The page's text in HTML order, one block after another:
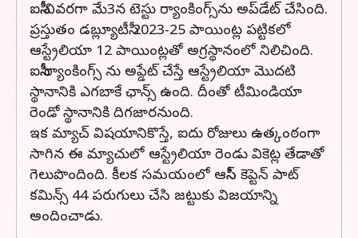
ఐసీసీ చివరగా మే3న టెస్టు ర్యాంకింగ్స్‌ను అప్‌డేట్ చేసింది.
ప్రస్తుతం డబ్ల్యూటీసీ 2023-25 పాయింట్ల పట్టికలో
ఆస్ట్రేలియా 12 పాయింట్లతో అగ్రస్థానంలో నిలిచింది.
ఐసీసీ ర్యాంకింగ్స్ ను అప్డేట్ చేస్తే ఆస్ట్రేలియా మొదటి
స్థానానికి ఎగబాకే ఛాన్స్ ఉంది. దీంతో టీమిండియా
రెండో స్థానానికి దిగజారనుంది.
ఇక మ్యాచ్ విషయానికొస్తే, ఐదు రోజులు ఉత్కంఠంగా
సాగిన ఈ మ్యాచులో ఆస్ట్రేలియా రెండు వికెట్ల తేడాతో
గెలుపొందింది. కీలక సమయంలో ఆసీస్ కెప్టెన్ పాట్
కమిన్స్ 44 పరుగులు చేసి జట్టుకు విజయాన్ని
అందించాడు.